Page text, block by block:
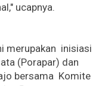
ucapnya.
merupakan inisiasi
(Porapar) dan
bersama Komite